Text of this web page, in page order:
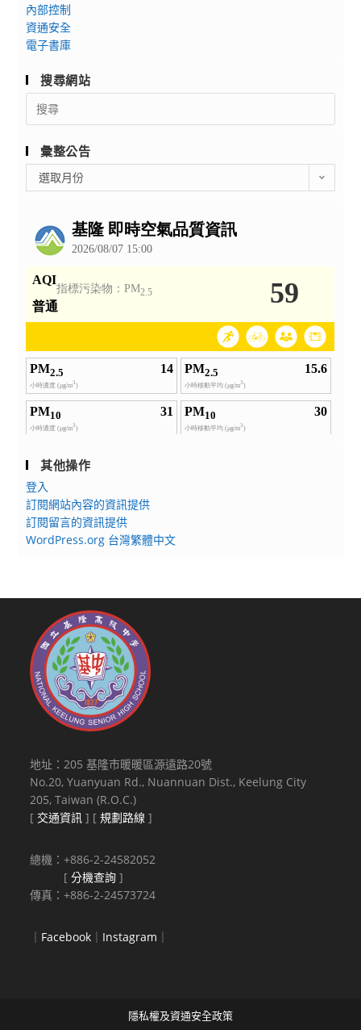
內部控制
資通安全
電子書庫
搜尋網站
Search
for:
彙整公告
整
選取月份
其他操作
登入
訂閱網站內容的資訊提供
訂閱留言的資訊提供
WordPress.org 台灣繁體中文
地址：205 基隆市暖暖區源遠路20號
No.20, Yuanyuan Rd., Nuannuan Dist., Keelung City
205, Taiwan (R.O.C.)
[ 交通資訊 ] [規劃路線 ]
總機：+886-2-24582052
[分機查詢 ]
傳真：+886-2-24573724
｜ Facebook ｜ Instagram ｜
隱私權及資通安全政策